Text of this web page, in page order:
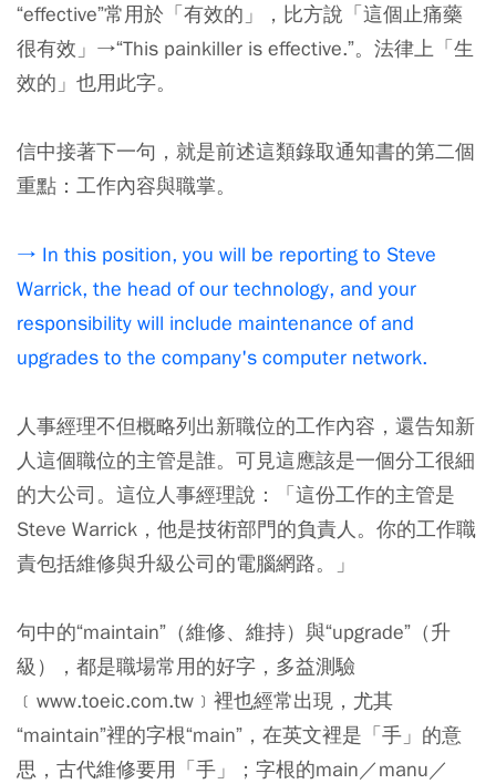
“effective”常用於「有效的」，比方說「這個止痛藥
很有效」→“This painkiller is effective.”。法律上「生
效的」也用此字。
信中接著下一句，就是前述這類錄取通知書的第二個
重點：工作內容與職掌。
→ In this position, you will be reporting to Steve
Warrick, the head of our technology, and your
responsibility will include maintenance of and
upgrades to the company's computer network.
人事經理不但概略列出新職位的工作內容，還告知新
人這個職位的主管是誰。可見這應該是一個分工很細
的大公司。這位人事經理說：「這份工作的主管是
Steve Warrick，他是技術部門的負責人。你的工作職
責包括維修與升級公司的電腦網路。」
句中的“maintain”（維修、維持）與“upgrade”（升
級），都是職場常用的好字，多益測驗
﹝www.toeic.com.tw﹞裡也經常出現，尤其
“maintain”裡的字根“main”，在英文裡是「手」的意
思，古代維修要用「手」；字根的main／manu／